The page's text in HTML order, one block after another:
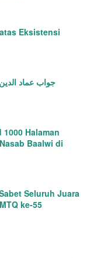
Eksistensi
جواب عماد
Halaman
Baalwi di
Seluruh Juara
ke-55